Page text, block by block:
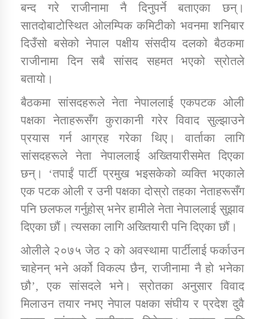
कर्णाली प्राविधि शिक्षालय जुम्लाको सुचना
तातोपानी गाउँपालिकाको न्यायिक समिति सम्बन्धी सन्देश
तातोपानी गाउँपालिका जुम्लाको महिला तथा लैङ्गिक हिंसा
सम्बन्धी सूचना सन्देश
बन्द गरे राजीनामा नै दिनुपर्ने बताएका छन्।
सातदोबाटोस्थित ओलम्पिक कमिटीको भवनमा शनिबार
दिउँसो बसेको नेपाल पक्षीय संसदीय दलको बैठकमा
राजीनामा दिन सबै सांसद सहमत भएको स्रोतले
बतायो।
बैठकमा सांसदहरूले नेता नेपाललाई एकपटक ओली
पक्षका नेताहरूसँग कुराकानी गरेर विवाद सुल्झाउने
प्रयास गर्न आग्रह गरेका थिए। वार्ताका लागि
सांसदहरूले नेता नेपाललाई अख्तियारीसमेत दिएका
छन्। ‘तपाईं पार्टी प्रमुख भइसकेको व्यक्ति भएकाले
एक पटक ओली र उनी पक्षका दोस्रो तहका नेताहरूसँग
पनि छलफल गर्नुहोस् भनेर हामीले नेता नेपाललाई सुझाव
दिएका छौं। त्यसका लागि अख्तियारी पनि दिएका छौं।
ओलीले २०७५ जेठ २ को अवस्थामा पार्टीलाई फर्काउन
चाहेनन् भने अर्को विकल्प छैन, राजीनामा नै हो भनेका
छौ’, एक सांसदले भने। स्रोतका अनुसार विवाद
मिलाउन तयार नभए नेपाल पक्षका संघीय र प्रदेश दुवै